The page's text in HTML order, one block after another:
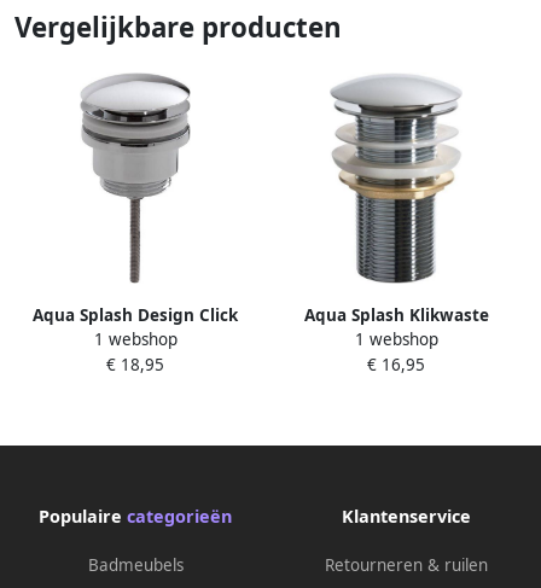
Vergelijkbare producten
Aqua Splash Design Click
Waste Voor Iedere Wastafel
En Fontein Design Clickwaste
1 webshop
€ 18,95
Aqua Splash Klikwaste
Chroom 5 4" Luxe Lange
Clickwaste
1 webshop
€ 16,95
Populaire categorieën
Badmeubels
Klantenservice
Retourneren & ruilen